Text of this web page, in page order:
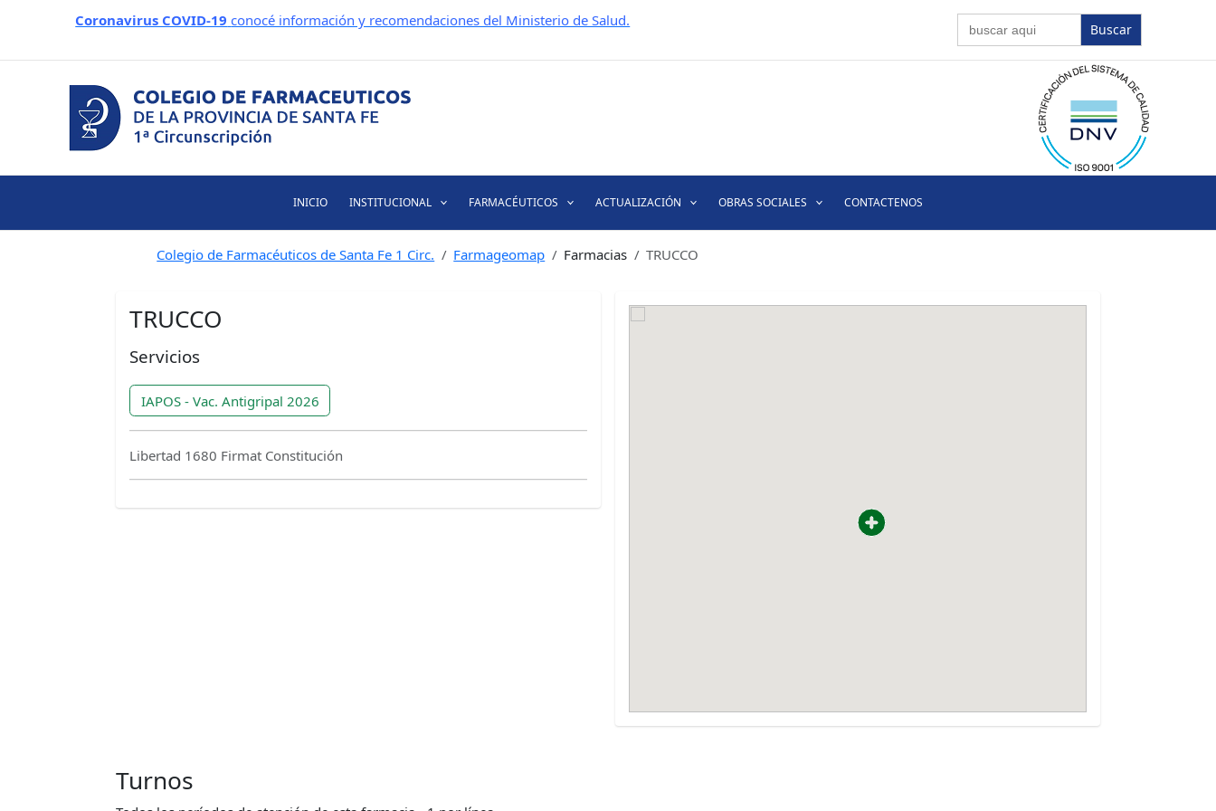
Coronavirus COVID-19 conocé información y recomendaciones del Ministerio de Salud. Buscar:
INICIO INSTITUCIONAL FARMACÉUTICOS ACTUALIZACIÓN OBRAS SOCIALES CONTACTENOS
Colegio de Farmacéuticos de Santa Fe 1 Circ. Farmageomap Farmacias TRUCCO
TRUCCO
Servicios
IAPOS - Vac. Antigripal 2026
Libertad 1680 Firmat Constitución
Turnos